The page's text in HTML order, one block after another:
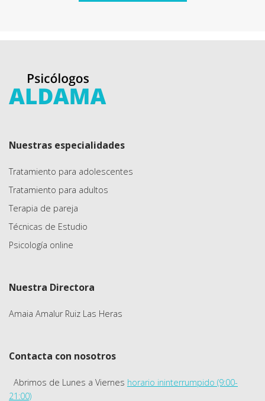
Nuestras especialidades
Tratamiento para adolescentes
Tratamiento para adultos
Terapia de pareja
Técnicas de Estudio
Psicología online
Nuestra Directora
Amaia Amalur Ruiz Las Heras
Contacta con nosotros
Abrimos de Lunes a Viernes horario ininterrumpido (9:00-
21:00)